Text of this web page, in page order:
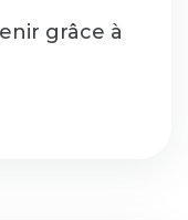
grâce à